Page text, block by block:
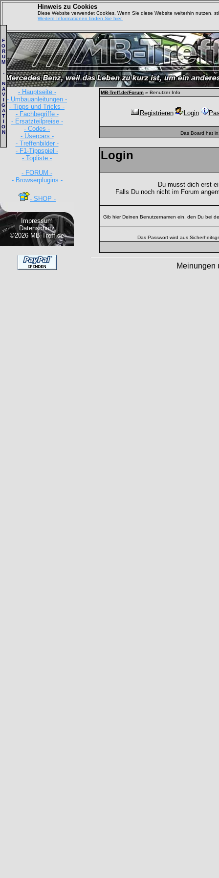
Hinweis zu Cookies
Diese Website verwendet Cookies. Wenn Sie diese Website weiterhin nutzen,
Weitere Informationen finden Sie hier.
- Hauptseite -
- Umbauanleitungen -
- Tipps und Tricks -
- Fachbegriffe -
- Ersatzteilpreise -
- Codes -
- Usercars -
- Treffenbilder -
- F1-Tippspiel -
- Topliste -
- FORUM -
- Browserplugins -
- SHOP -
Impressum
Datenschutz
©2026 MB-Treff.de
F
O
R
U
M
-
N
A
V
I
G
A
T
I
O
N
MB-Treff.de/Forum » Benutzer Info
Registrieren Login
Das Board hat
Login
Du musst dich erst
Falls Du noch nicht im Forum
Gib hier Deinen Benutzernamen ein, den Du bei
Das Passwort wird aus
Meinungen